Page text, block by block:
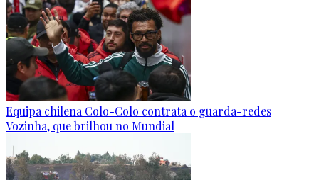
Equipa chilena Colo-Colo contrata o guarda-redes
Vozinha, que brilhou no Mundial